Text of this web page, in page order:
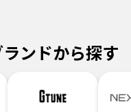
ランドから探す